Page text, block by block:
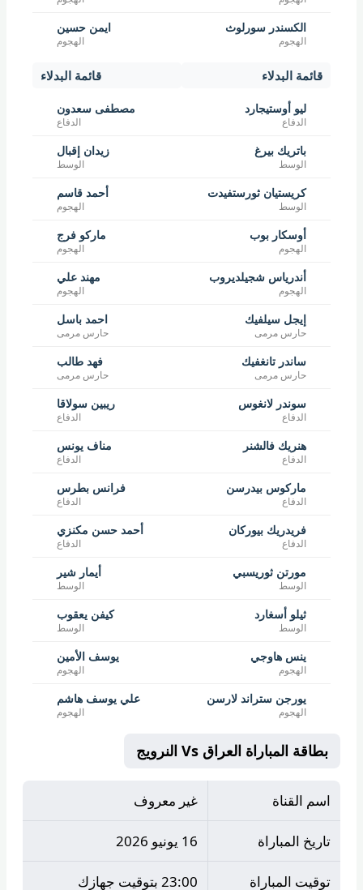
ايمن حسين
الهجوم
قائمة البدلاء
مصطفى سعدون
الدفاع
زيدان إقبال
الوسط
أحمد قاسم
الهجوم
ماركو فرج
الهجوم
مهند علي
الهجوم
احمد باسل
حارس مرمى
فهد طالب
حارس مرمى
ريبين سولاقا
الدفاع
مناف يونس
الدفاع
فرانس بطرس
الدفاع
أحمد حسن مكنزي
الدفاع
أيمار شير
الوسط
كيفن يعقوب
الوسط
يوسف الأمين
الهجوم
علي يوسف هاشم
الهجوم
الكسندر سورلوث
الهجوم
قائمة البدلاء
ليو أوستيجارد
الدفاع
باتريك بيرغ
الوسط
كريستيان ثورستفيدت
الوسط
أوسكار بوب
الهجوم
أندرياس شجيلديروب
الهجوم
إيجل سيلفيك
حارس مرمى
ساندر تانغفيك
حارس مرمى
سوندر لانغوس
الدفاع
هنريك فالشنر
الدفاع
ماركوس بيدرسن
الدفاع
فريدريك بيوركان
الدفاع
مورتن ثوريسبي
الوسط
ثيلو أسغارد
الوسط
ينس هاوجي
الهجوم
يورجن ستراند لارسن
الهجوم
بطاقة المباراة العراق Vs النرويج
اسم القناة غير معروف
تاريخ المباراة 16 يونيو 2026
توقيت المباراة 23:00 بتوقيت جهازك